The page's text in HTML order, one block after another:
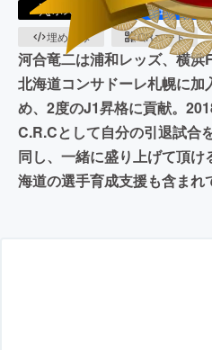
ポスト シェア
埋め込み
QRコード
河合竜二は浦和レッズ、横
北海道コンサドーレ札幌に
め、2度のJ1昇格に貢献。
C.R.Cとして自分の引退試合
同し、一緒に盛り上げて頂
海道の選手育成支援も含まれ